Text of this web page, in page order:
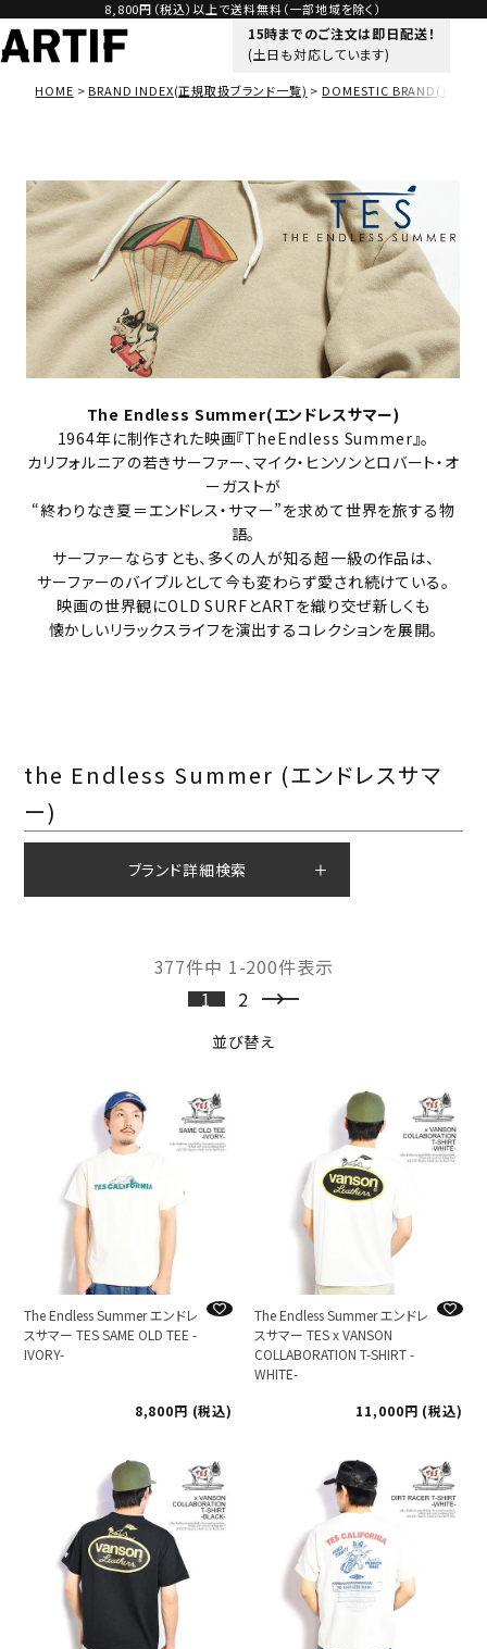
8,800円（税込）以上で送料無料（一部地域を除く）
15時までのご注文は即日配送！
(土日も対応しています)
HOME BRAND INDEX(正規取扱ブランド一覧) DOMESTIC BRAND(ドメステ
The Endless Summer(エンドレスサマー)
1964年に制作された映画『TheEndless Summer』。
カリフォルニアの若きサーファー、マイク・ヒンソンとロバート・オ
ーガストが
“終わりなき夏＝エンドレス・サマー”を求めて世界を旅する物
語。
サーファーならすとも、多くの人が知る超一級の作品は、
サーファーのバイブルとして今も変わらず愛され続けている。
映画の世界観にOLD SURFとARTを織り交ぜ新しくも
懐かしいリラックスライフを演出するコレクションを展開。
the Endless Summer (エンドレスサマ
ー)
ブランド詳細検索
並び替え
377件中 1-200件表示
1
2
The Endless Summer エンドレ
スサマー TES SAME OLD TEE -
IVORY-
8,800 税込
The Endless Summer エンドレ
スサマー TES x VANSON
COLLABORATION T-SHIRT -
WHITE-
11,000
税込